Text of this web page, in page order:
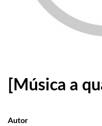
[Música a
Autor